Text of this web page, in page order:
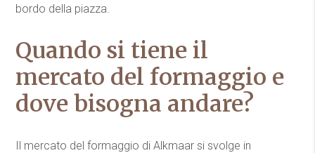
bordo della piazza.
Quando si tiene il
mercato del formaggio e
dove bisogna andare?
Il mercato del formaggio di Alkmaar si svolge in